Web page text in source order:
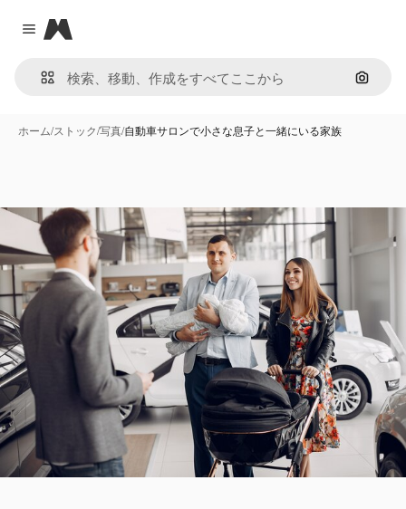
Close menu
Magnific
画像で
ホーム/ストック/写真/自動車サロンで小さな息子と一緒にいる家族